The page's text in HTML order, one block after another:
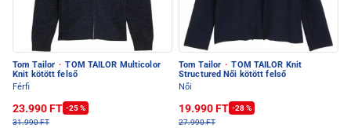
Tom Tailor · TOM TAILOR Multicolor
Knit kötött felső
Férfi
23.990 FT -25 %
31.990 FT
Tom Tailor · TOM TAILOR Knit
Structured Női kötött felső
Női
19.990 FT -28 %
27.990 FT